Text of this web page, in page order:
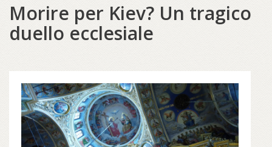
Morire per Kiev? Un tragico
duello ecclesiale